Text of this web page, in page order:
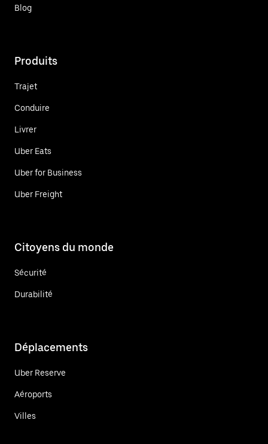
Blog
Produits
Trajet
Conduire
Livrer
Uber Eats
Uber for Business
Uber Freight
Citoyens du monde
Sécurité
Durabilité
Déplacements
Uber Reserve
Aéroports
Villes